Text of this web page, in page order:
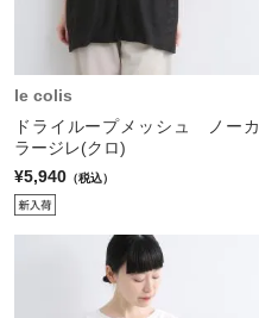
le colis
ドライループメッシュ ノーカ
ラージレ(クロ)
¥5,940 （税込）